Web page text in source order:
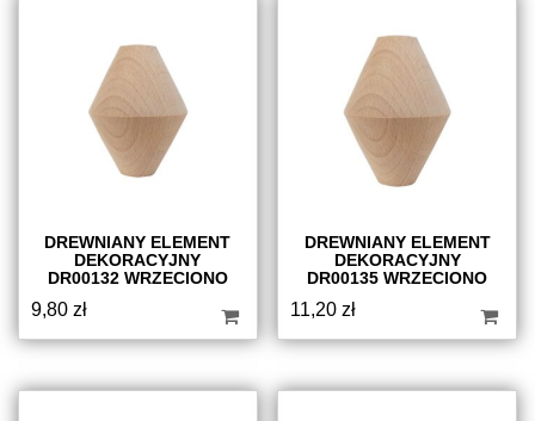
DREWNIANY ELEMENT
DEKORACYJNY
DR00132 WRZECIONO
9,80 zł
DREWNIANY ELEMENT
DEKORACYJNY
DR00135 WRZECIONO
11,20zł